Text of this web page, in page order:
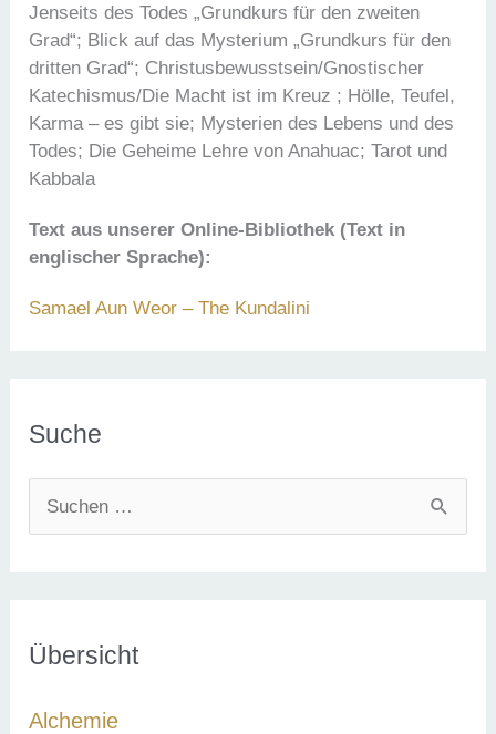
Jenseits des Todes „Grundkurs für den zweiten
Grad“; Blick auf das Mysterium „Grundkurs für den
dritten Grad“; Christusbewusstsein/Gnostischer
Katechismus/Die Macht ist im Kreuz ; Hölle, Teufel,
Karma – es gibt sie; Mysterien des Lebens und des
Todes; Die Geheime Lehre von Anahuac; Tarot und
Kabbala
Text aus unserer Online-Bibliothek (Text in
englischer Sprache):
Samael Aun Weor – The Kundalini
Suche
u
e
n
Übersicht
Alchemie